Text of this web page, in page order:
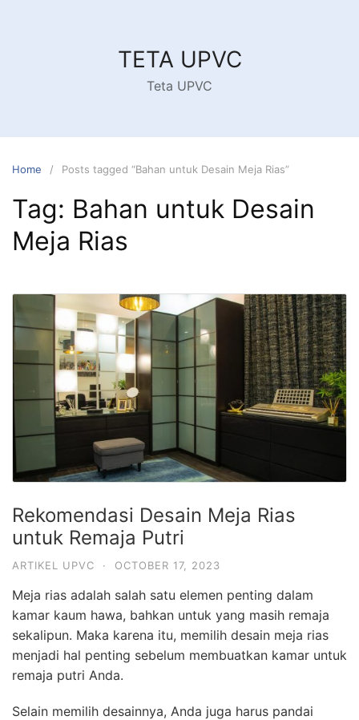
TETA UPVC
Teta UPVC
Home Posts tagged “Bahan untuk Desain Meja Rias”
Tag: Bahan untuk Desain
Meja Rias
Rekomendasi Desain Meja Rias
untuk Remaja Putri
ARTIKEL UPVC · OCTOBER 17, 2023
Meja rias adalah salah satu elemen penting dalam
kamar kaum hawa, bahkan untuk yang masih remaja
sekalipun. Maka karena itu, memilih desain meja rias
menjadi hal penting sebelum membuatkan kamar untuk
remaja putri Anda.
Selain memilih desainnya, Anda juga harus pandai